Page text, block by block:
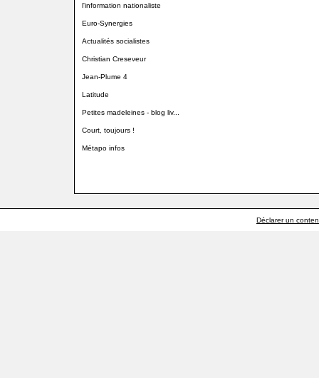
l'information nationaliste
Euro-Synergies
Actualités socialistes
Christian Creseveur
Jean-Plume 4
Latitude
Petites madeleines - blog liv...
Court, toujours !
Métapo infos
Déclarer un